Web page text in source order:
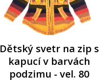
Dětský svetr na zip s
kapucí v barvách
podzimu - vel. 80
Dětský hnědý svetr s
obrázky – vel. 86
Dětský svetr plný barev a
Svetr na zip s
límečkem - šedý
žíhaný - vel. 104